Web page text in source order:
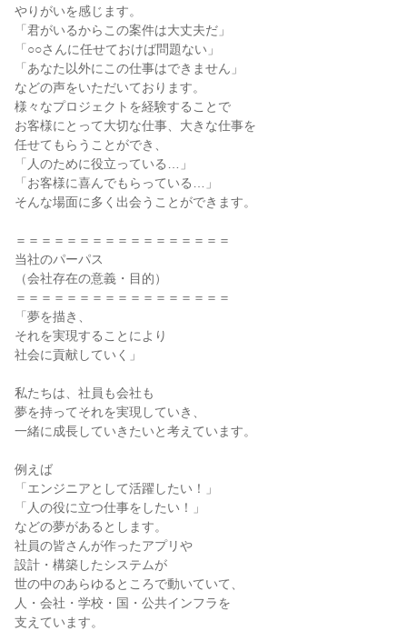
やりがいを感じます。
「君がいるからこの案件は大丈夫だ」
「○○さんに任せておけば問題ない」
「あなた以外にこの仕事はできません」
などの声をいただいております。
様々なプロジェクトを経験することで
お客様にとって大切な仕事、大きな仕事を
任せてもらうことができ、
「人のために役立っている…」
「お客様に喜んでもらっている…」
そんな場面に多く出会うことができます。
＝＝＝＝＝＝＝＝＝＝＝＝＝＝＝＝＝
当社のパーパス
（会社存在の意義・目的）
＝＝＝＝＝＝＝＝＝＝＝＝＝＝＝＝＝
「夢を描き、
それを実現することにより
社会に貢献していく」
私たちは、社員も会社も
夢を持ってそれを実現していき、
一緒に成長していきたいと考えています。
例えば
「エンジニアとして活躍したい！」
「人の役に立つ仕事をしたい！」
などの夢があるとします。
社員の皆さんが作ったアプリや
設計・構築したシステムが
世の中のあらゆるところで動いていて、
人・会社・学校・国・公共インフラを
支えています。